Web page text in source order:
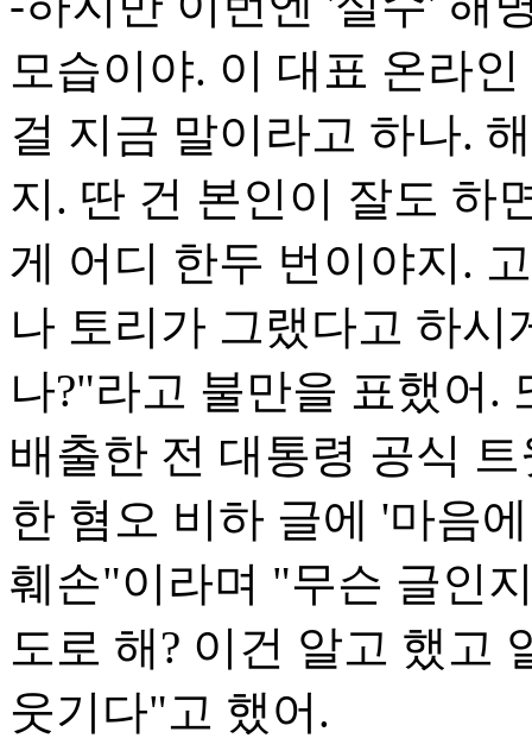
모습이야. 이 대표 온라
걸 지금 말이라고 하나.
지. 딴 건 본인이 잘도 하
게 어디 한두 번이야지.
나 토리가 그랬다고 하시
나?"라고 불만을 표했어.
배출한 전 대통령 공식
한 혐오 비하 글에 '마음
훼손"이라며 "무슨 글인
도로 해? 이건 알고 했고
웃기다"고 했어.